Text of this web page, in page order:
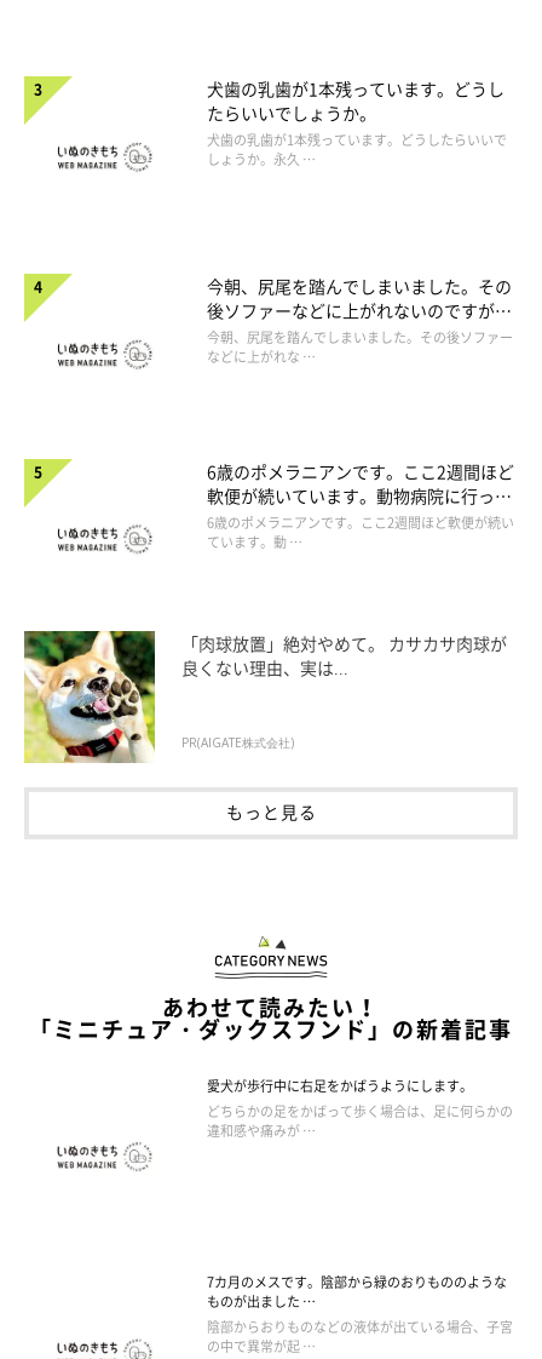
犬歯の乳歯が1本残っています。どうし
たらいいでしょうか。
犬歯の乳歯が1本残っています。どうしたらいいで
しょうか。永久 …
今朝、尻尾を踏んでしまいました。その
後ソファーなどに上がれないのですが、
大丈夫でしょうか。
今朝、尻尾を踏んでしまいました。その後ソファー
などに上がれな …
6歳のポメラニアンです。ここ2週間ほど
軟便が続いています。動物病院に行った
ほうがよいですか。
6歳のポメラニアンです。ここ2週間ほど軟便が続い
ています。動 …
「肉球放置」絶対やめて。 カサカサ肉球が
良くない理由、実は...
PR(AIGATE株式会社)
もっと見る
あわせて読みたい！
「ミニチュア・ダックスフンド」の新着記事
愛犬が歩行中に右足をかばうようにします。
どちらかの足をかばって歩く場合は、足に何らかの
違和感や痛みが …
7カ月のメスです。陰部から緑のおりもののような
ものが出ました …
陰部からおりものなどの液体が出ている場合、子宮
の中で異常が起 …